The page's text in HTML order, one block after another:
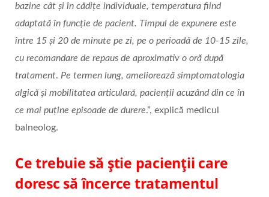
bazine cât și în cădițe individuale, temperatura fiind
adaptată în funcție de pacient. Timpul de expunere este
între 15 și 20 de minute pe zi, pe o perioadă de 10-15 zile,
cu recomandare de repaus de aproximativ o oră după
tratament. Pe termen lung, ameliorează simptomatologia
algică și mobilitatea articulară, pacienții acuzând din ce în
ce mai puține episoade de durere.”, explică medicul
balneolog.
Ce trebuie să știe pacienții care
doresc să încerce tratamentul